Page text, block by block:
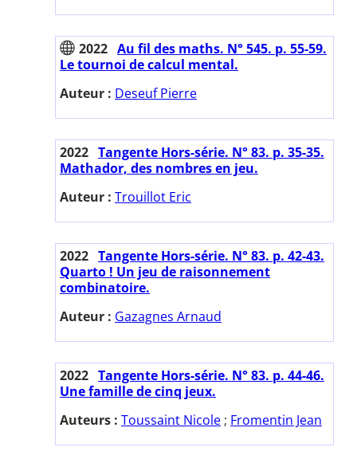
2022 Au fil des maths. N° 545. p. 55-59.
Le tournoi de calcul mental.
Auteur : Deseuf Pierre
2022 Tangente Hors-série. N° 83. p. 35-35.
Mathador, des nombres en jeu.
Auteur : Trouillot Eric
2022 Tangente Hors-série. N° 83. p. 42-43.
Quarto ! Un jeu de raisonnement
combinatoire.
Auteur : Gazagnes Arnaud
2022 Tangente Hors-série. N° 83. p. 44-46.
Une famille de cinq jeux.
Auteurs : Toussaint Nicole ; Fromentin Jean